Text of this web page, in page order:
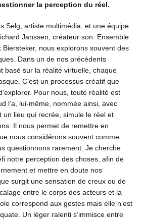
la perception du réel.
Selg, artiste multimédia, et une équipe
Janssen, créateur son. Ensemble
Biersteker, nous explorons souvent des
Dans un de nos précédents
basé sur la réalité virtuelle, chaque
C’est un processus créatif que
Pour nous, toute réalité est
l’a, lui-même, nommée ainsi, avec
un lieu qui recrée, simule le réel et
Il nous permet de remettre en
nous considérons souvent comme
questionnons rarement. Je cherche
notre perception des choses, afin de
et mettre en doute nos
surgit une sensation de creux ou de
entre le corps des acteurs et la
correspond aux gestes mais elle n’est
Un léger ralenti s’immisce entre